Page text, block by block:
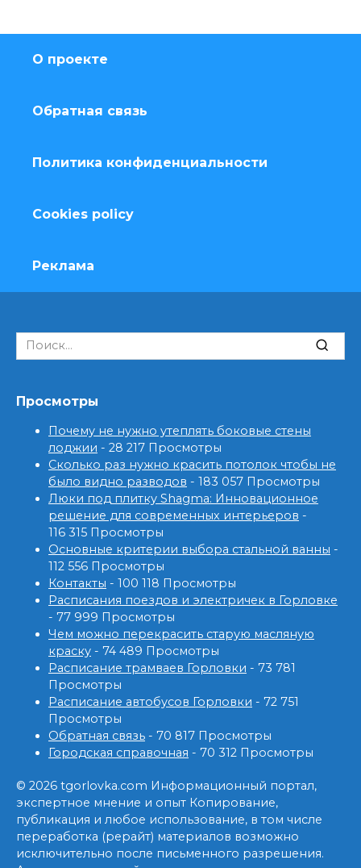
О проекте
Обратная связь
Политика конфиденциальности
Cookies policy
Реклама
Search
for:
Просмотры
Почему не нужно утеплять боковые стены
лоджии - 28 217 Просмотры
Сколько раз нужно красить потолок чтобы не
было видно разводов - 183 057 Просмотры
Люки под плитку Shagma: Инновационное
решение для современных интерьеров -
116 315 Просмотры
Основные критерии выбора стальной ванны -
112 556 Просмотры
Контакты - 100 118 Просмотры
Расписания поездов и электричек в Горловке
- 77 999 Просмотры
Чем можно перекрасить старую масляную
краску - 74 489 Просмотры
Расписание трамваев Горловки - 73 781
Просмотры
Расписание автобусов Горловки - 72 751
Просмотры
Обратная связь - 70 817 Просмотры
Городская справочная - 70 312 Просмотры
© 2026 tgorlovka.com Информационный портал,
экспертное мнение и опыт Копирование,
публикация и любое использование, в том числе
переработка (рерайт) материалов возможно
исключительно после письменного разрешения.